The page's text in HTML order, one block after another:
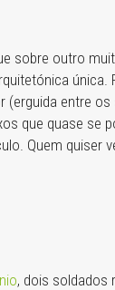
sobre outro
única.
entre
que quase se
Quem quiser
, dois soldados